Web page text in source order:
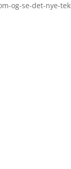
og-se-det-nye-